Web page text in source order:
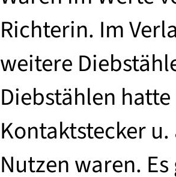
Richterin. Im
weitere
Diebstählen
Kontaktstecker
Nutzen waren.